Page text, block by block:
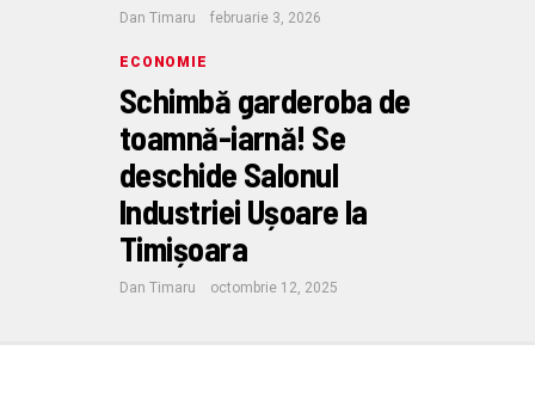
Dan Timaru februarie 3, 2026
ECONOMIE
Schimbă garderoba de
toamnă-iarnă! Se
deschide Salonul
Industriei Ușoare la
Timișoara
Dan Timaru octombrie 12, 2025